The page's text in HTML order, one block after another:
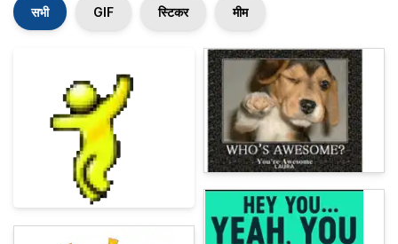
सभी GIF स्टिकर मीम